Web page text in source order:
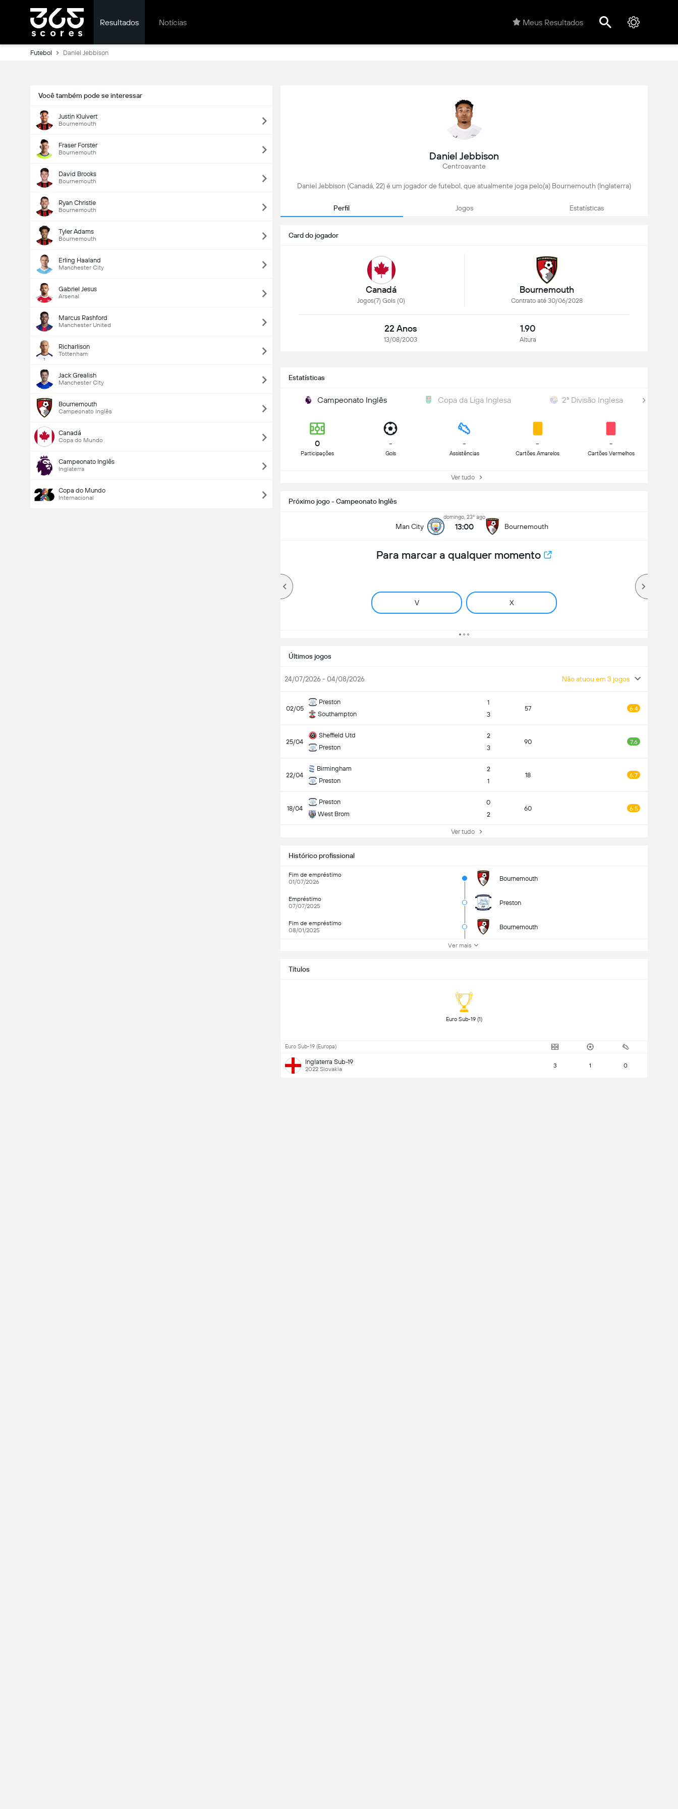
Resultados Notícias Meus Resultados
Futebol Daniel Jebbison
Você também pode se interessar
Justin Kluivert
Bournemouth
Fraser Forster
Bournemouth
David Brooks
Bournemouth
Ryan Christie
Bournemouth
Tyler Adams
Bournemouth
Erling Haaland
Manchester City
Gabriel Jesus
Arsenal
Marcus Rashford
Manchester United
Richarlison
Tottenham
Jack Grealish
Manchester City
Bournemouth
Campeonato Inglês
Canadá
Copa do Mundo
Campeonato Inglês
Inglaterra
Copa do Mundo
Internacional
Daniel Jebbison
Centroavante
Daniel Jebbison (Canadá, 22) é um jogador de futebol, que atualmente joga pelo(a) Bournemouth (Inglaterra)
Perfil Jogos Estatísticas
Card do jogador
Canadá
Jogos(7) Gols (0)
Bournemouth
Contrato até 30/06/2028
22 Anos
13/08/2003
1.90
Altura
Estatísticas
Campeonato Inglês Copa da Liga Inglesa 2ª Divisão Inglesa
0
Participações
-
Gols
-
Assistências
-
Cartões Amarelos
-
Cartões Vermelhos
Ver tudo
Próximo jogo - Campeonato Inglês
Man City
domingo, 23º ago
13:00 Bournemouth
Para marcar a qualquer momento
V X
Últimos jogos
24/07/2026 - 04/08/2026 Não atuou em 3 jogos
02/05
Preston
Southampton
1
3
57 6.4
25/04
Sheffield Utd
Preston
2
3
90 7.6
22/04
Birmingham
Preston
2
1
18 6.7
18/04
Preston
West Brom
0
2
60 6.5
Ver tudo
Histórico profissional
Fim de empréstimo
01/07/2026
Bournemouth
Empréstimo
07/07/2025
Preston
Fim de empréstimo
08/01/2025
Bournemouth
Ver mais
Títulos
Euro Sub-19 (Europa)
Inglaterra Sub-19
2022 Slovakia 3 1 0